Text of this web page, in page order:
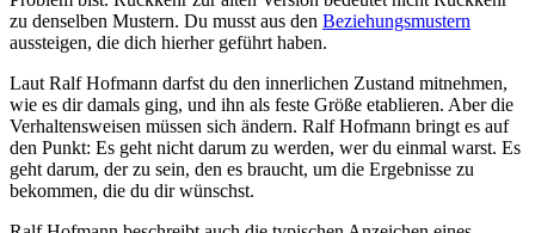
zu denselben Mustern. Du musst aus den Beziehungsmustern
aussteigen, die dich hierher geführt haben.
Laut Ralf Hofmann darfst du den innerlichen Zustand mitnehmen,
wie es dir damals ging, und ihn als feste Größe etablieren. Aber die
Verhaltensweisen müssen sich ändern. Ralf Hofmann bringt es auf
den Punkt: Es geht nicht darum zu werden, wer du einmal warst. Es
geht darum, der zu sein, den es braucht, um die Ergebnisse zu
bekommen, die du dir wünschst.